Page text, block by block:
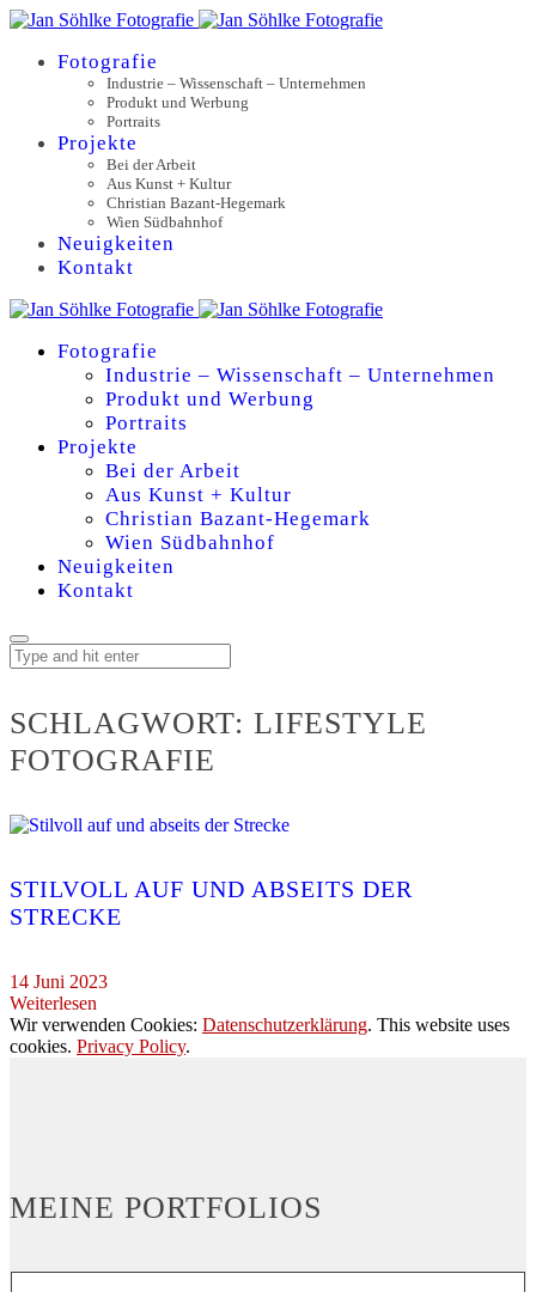
Fotografie
Industrie – Wissenschaft – Unternehmen
Produkt und Werbung
Portraits
Projekte
Bei der Arbeit
Aus Kunst + Kultur
Christian Bazant-Hegemark
Wien Südbahnhof
Neuigkeiten
Kontakt
Fotografie
Industrie – Wissenschaft – Unternehmen
Produkt und Werbung
Portraits
Projekte
Bei der Arbeit
Aus Kunst + Kultur
Christian Bazant-Hegemark
Wien Südbahnhof
Neuigkeiten
Kontakt
SCHLAGWORT: LIFESTYLE
FOTOGRAFIE
STILVOLL AUF UND ABSEITS DER
STRECKE
14 Juni 2023
Weiterlesen
Wir verwenden Cookies: Datenschutzerklärung. This website uses
cookies. Privacy Policy.
MEINE PORTFOLIOS